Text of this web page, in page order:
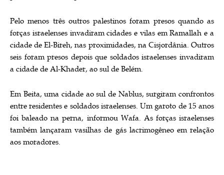
Pelo menos três outros palestinos foram presos quando as
forças israelenses invadiram cidades e vilas em Ramallah e a
cidade de El-Bireh, nas proximidades, na Cisjordânia. Outros
seis foram presos depois que soldados israelenses invadiram
a cidade de Al-Khader, ao sul de Belém.
Em Beita, uma cidade ao sul de Nablus, surgiram confrontos
entre residentes e soldados israelenses. Um garoto de 15 anos
foi baleado na perna, informou Wafa. As forças israelenses
também lançaram vasilhas de gás lacrimogêneo em relação
aos moradores.